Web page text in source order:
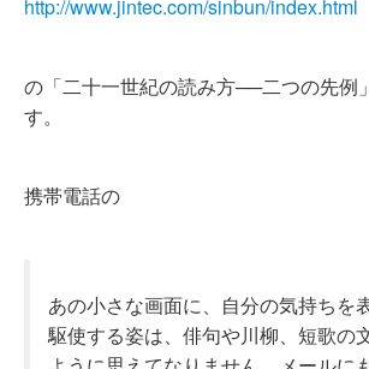
http://www.jintec.com/sinbun/index.html
の「二十一世紀の読み方──二つの先例
す。
携帯電話の
あの小さな画面に、自分の気持ちを
駆使する姿は、俳句や川柳、短歌の